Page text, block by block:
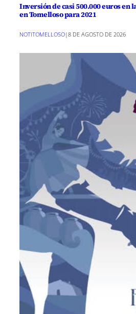
Inversión de casi 500.000 euros en
en Tomelloso para 2021
NOTITOMELLOSO|8 DE AGOSTO DE 2026